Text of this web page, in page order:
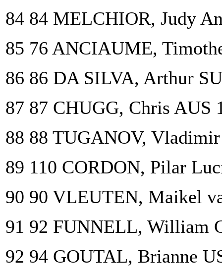
84 84 MELCHIOR, Judy
85 76 ANCIAUME,
86 86 DA SILVA, Arthur
87 87 CHUGG, Chris AUS
88 88 TUGANOV,
89 110 CORDON, Pilar
90 90 VLEUTEN, Maikel
91 92 FUNNELL, William
92 94 GOUTAL, Brianne